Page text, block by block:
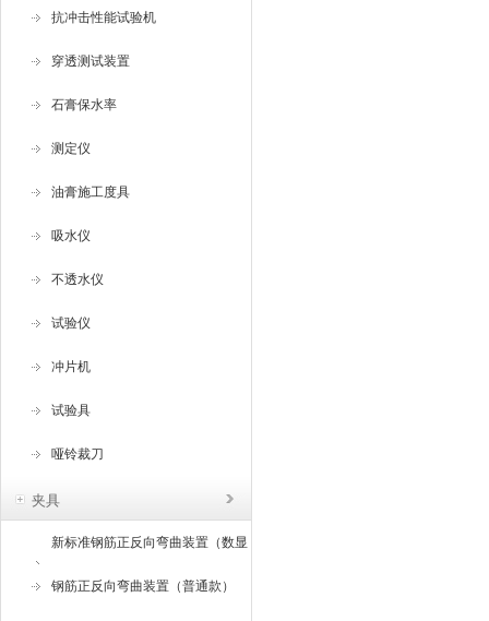
抗冲击性能试验机
穿透测试装置
石膏保水率
测定仪
油膏施工度具
吸水仪
不透水仪
试验仪
冲片机
试验具
哑铃裁刀
夹具
新标准钢筋正反向弯曲装置（数显
角度）
钢筋正反向弯曲装置（普通款）